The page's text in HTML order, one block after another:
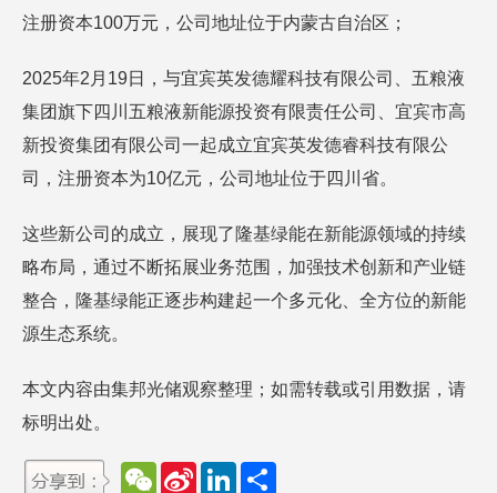
注册资本100万元，公司地址位于内蒙古自治区；
2025年2月19日，与宜宾英发德耀科技有限公司、五粮液
集团旗下四川五粮液新能源投资有限责任公司、宜宾市高
新投资集团有限公司一起成立宜宾英发德睿科技有限公
司，注册资本为10亿元，公司地址位于四川省。
这些新公司的成立，展现了隆基绿能在新能源领域的持续
略布局，通过不断拓展业务范围，加强技术创新和产业链
整合，隆基绿能正逐步构建起一个多元化、全方位的新能
源生态系统。
本文内容由集邦光储观察整理；如需转载或引用数据，请
标明出处。
W
e
S
L